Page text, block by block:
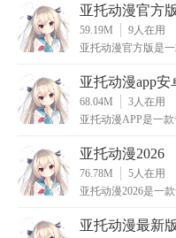
3. 离线下载：支持对部分
随地观看。
4. 弹幕互动：提供实时弹
感。
5. 个性化设置：支持自定
看体验。
亚托动漫官方版
59.19M 9人在用
亚托动漫官方版是
亚托动漫app安
68.04M 3人在用
亚托动漫APP是一
亚托动漫2026
76.78M 5人在用
亚托动漫2026是一
亚托动漫最新版